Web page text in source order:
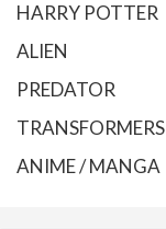
HARRY POTTER
ALIEN
PREDATOR
TRANSFORMERS
ANIME / MANGA